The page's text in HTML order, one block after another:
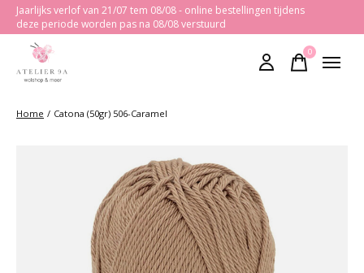
Jaarlijks verlof van 21/07 tem 08/08 - online bestellingen tijdens
deze periode worden pas na 08/08 verstuurd
0items
Home / Catona (50gr) 506-Caramel